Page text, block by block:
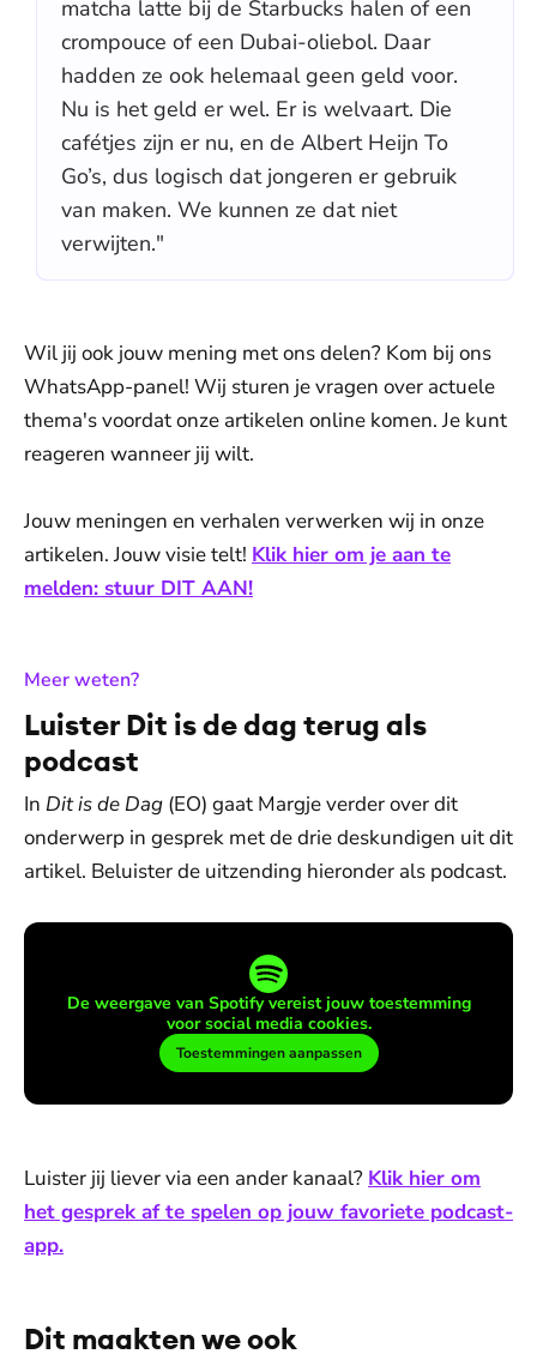
matcha latte bij de Starbucks halen of een
crompouce of een Dubai-oliebol. Daar
hadden ze ook helemaal geen geld voor.
Nu is het geld er wel. Er is welvaart. Die
cafétjes zijn er nu, en de Albert Heijn To
Go’s, dus logisch dat jongeren er gebruik
van maken. We kunnen ze dat niet
verwijten."
Wil jij ook jouw mening met ons delen? Kom bij ons
WhatsApp-panel! Wij sturen je vragen over actuele
thema's voordat onze artikelen online komen. Je kunt
reageren wanneer jij wilt.
Jouw meningen en verhalen verwerken wij in onze
artikelen. Jouw visie telt! Klik hier om je aan te
melden: stuur DIT AAN!
Meer weten?:
Luister Dit is de dag terug als
podcast
In Dit is de Dag (EO) gaat Margje verder over dit
onderwerp in gesprek met de drie deskundigen uit dit
artikel. Beluister de uitzending hieronder als podcast.
De weergave van Spotify vereist jouw toestemming
voor social media cookies.
Toestemmingen aanpassen
Luister jij liever via een ander kanaal? Klik hier om
het gesprek af te spelen op jouw favoriete podcast-
app.
Dit maakten we ook